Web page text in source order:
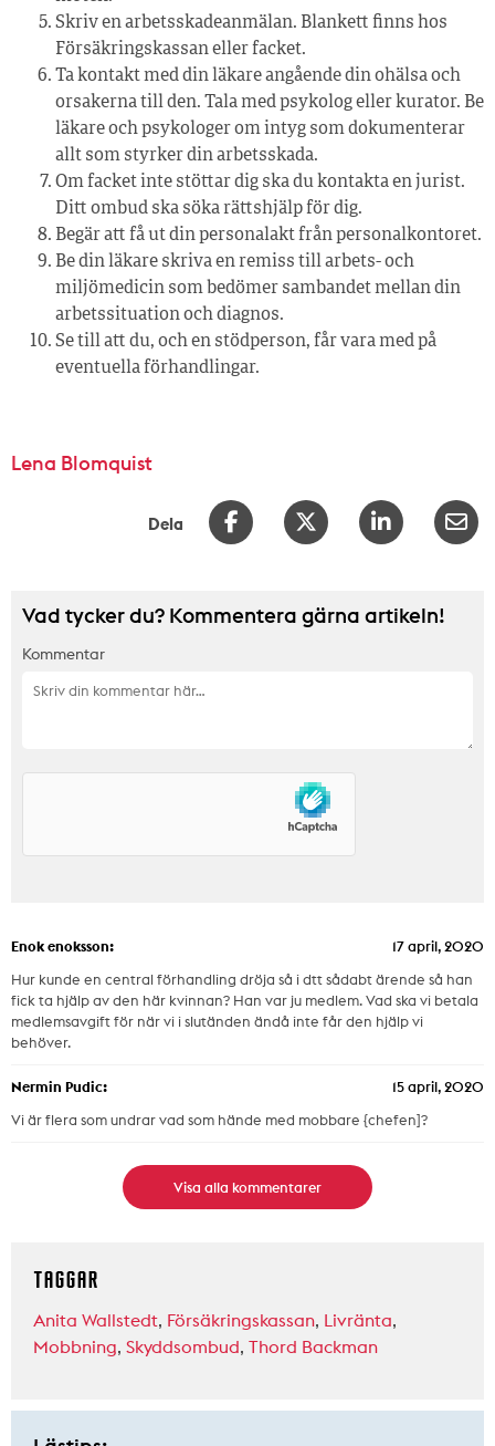
Skriv en arbetsskadeanmälan. Blankett finns hos
Försäkringskassan eller facket.
Ta kontakt med din läkare angående din ohälsa och
orsakerna till den. Tala med psykolog eller kurator. Be
läkare och psykologer om intyg som dokumenterar
allt som styrker din arbetsskada.
Om facket inte stöttar dig ska du kontakta en jurist.
Ditt ombud ska söka rättshjälp för dig.
Begär att få ut din personalakt från personalkontoret.
Be din läkare skriva en remiss till arbets- och
miljömedicin som bedömer sambandet mellan din
arbetssituation och diagnos.
Se till att du, och en stödperson, får vara med på
eventuella förhandlingar.
Lena Blomquist
Dela
Vad tycker du? Kommentera gärna artikeln!
Kommentar
Enok enoksson:
17 april, 2020
Hur kunde en central förhandling dröja så i dtt sådabt ärende så han
fick ta hjälp av den här kvinnan? Han var ju medlem. Vad ska vi betala
medlemsavgift för när vi i slutänden ändå inte får den hjälp vi
behöver.
Nermin Pudic:
15 april, 2020
Vi är flera som undrar vad som hände med mobbare {chefen]?
Visa alla kommentarer
TAGGAR
Anita Wallstedt, Försäkringskassan, Livränta,
Mobbning, Skyddsombud, Thord Backman